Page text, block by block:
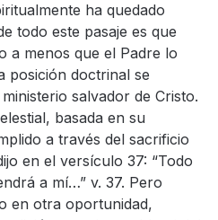
ha quedado
todo este pasaje es que
a menos que el Padre lo
posición doctrinal se
salvador de Cristo.
basada en su
a través del sacrificio
en el versículo 37: “Todo
a mí…” v. 37. Pero
en otra oportunidad,